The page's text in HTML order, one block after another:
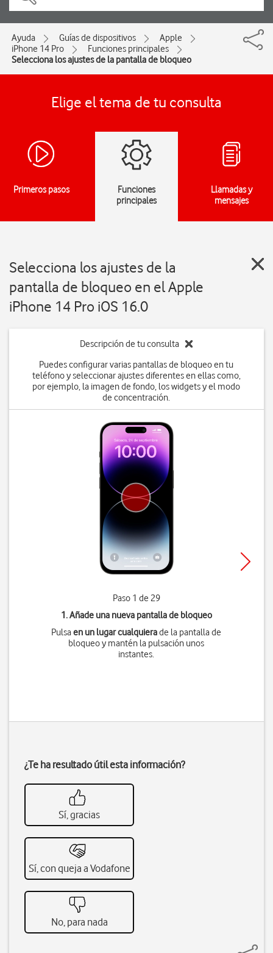
Ayuda Guías de dispositivos
Apple
iPhone 14 Pro
Funciones principales
Selecciona los ajustes de la pantalla de bloqueo
Elige el tema de tu consulta
Primeros pasos
Funciones
principales
Llamadas y
mensajes
Selecciona los ajustes de la
pantalla de bloqueo en el Apple
iPhone 14 Pro iOS 16.0
Descripción de tu consulta
Puedes configurar varias pantallas de bloqueo en tu
teléfono y seleccionar ajustes diferentes en ellas como,
por ejemplo, la imagen de fondo, los widgets y el modo
de concentración.
Paso 1 de 29
1. Añade una nueva pantalla de bloqueo
Pulsaen un lugar cualquierade la pantalla de
bloqueo y mantén la pulsación unos
instantes.
¿Te ha resultado útil esta información?
Sí, gracias
Sí, con queja a Vodafone
No, para nada